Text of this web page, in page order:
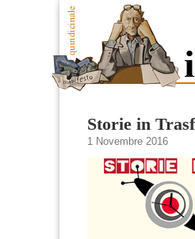
Storie in
1 Novembre 2016